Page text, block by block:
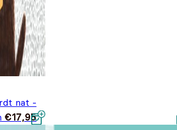
nat -
€17,95